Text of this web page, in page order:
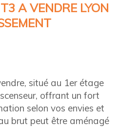
A VENDRE LYON
situé au 1er étage
offrant un fort
selon vos envies et
brut peut être aménagé